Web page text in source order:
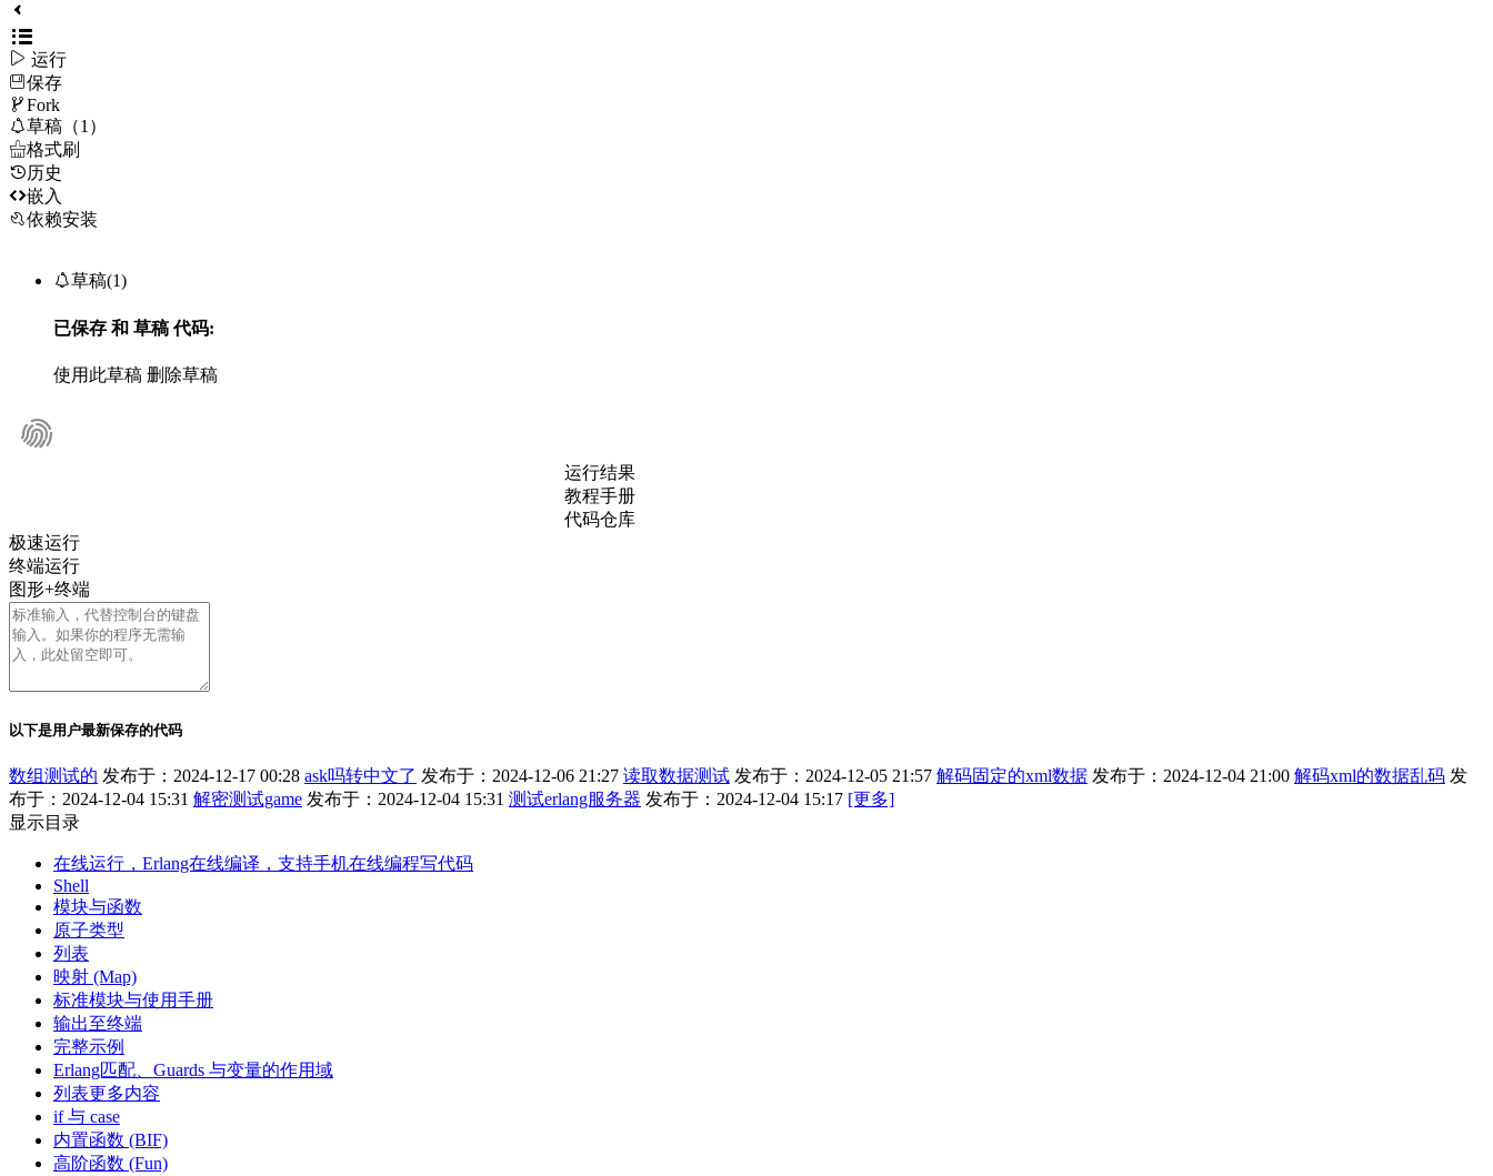
 运行
保存
Fork
草稿（1）
格式刷
历史
嵌入
依赖安装
草稿(1)
已保存 和 草稿代码:
使用此草稿 删除草稿
运行结果
教程手册
代码仓库
极速运行
终端运行
图形+终端
以下是用户最新保存的代码
数组测试的 发布于：2024-12-17 00:28 ask吗转中文了 发布于：2024-12-06 21:27 读取数据测试 发布于：2024-12-05 21:57 解码固定的xml数据 发布于：2024-12-04 21:00 解码xml的数据乱码 发
布于：2024-12-04 15:31 解密测试game 发布于：2024-12-04 15:31 测试erlang服务器 发布于：2024-12-04 15:17 [更多]
显示目录
在线运行，Erlang在线编译，支持手机在线编程写代码
Shell
模块与函数
原子类型
列表
映射 (Map)
标准模块与使用手册
输出至终端
完整示例
Erlang匹配、Guards 与变量的作用域
列表更多内容
if 与 case
内置函数 (BIF)
高阶函数 (Fun)